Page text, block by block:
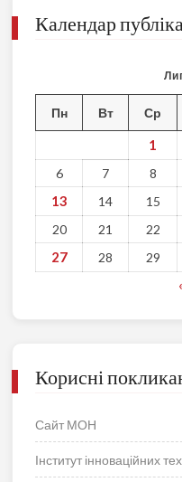
Календар
Пн Вт Ср
1
6
7 8
13 14 15
20
21 22
27 28 29
Корисні
Сайт МОН
Інститут інноваційних